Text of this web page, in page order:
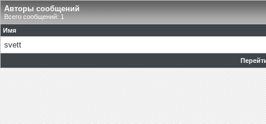
Авторы сообщений
Всего сообщений: 1
Имя
svett